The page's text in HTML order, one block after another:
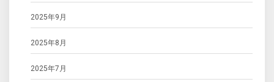
2025年9月
2025年8月
2025年7月